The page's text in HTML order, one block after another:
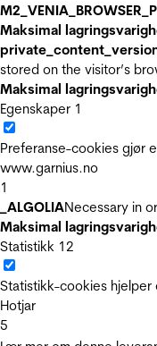
Maksimal
stored on the visitor’s
Maksimal
Egenskaper 1
Preferanse-cookies gjør
www.garnius.no
1
_ALGOLIANecessary in
Maksimal
Statistikk 12
Statistikk-cookies hjelper
Hotjar
5